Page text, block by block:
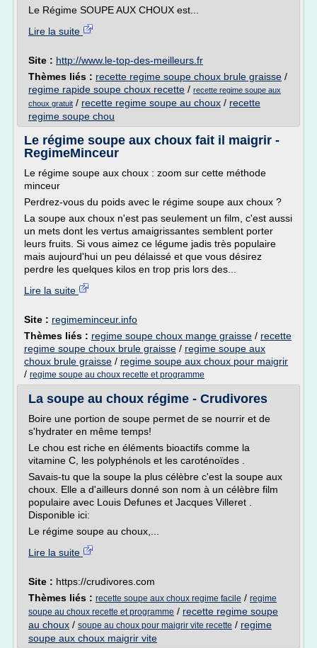
Le Régime SOUPE AUX CHOUX est...
Lire la suite
Site : http://www.le-top-des-meilleurs.fr
Thèmes liés : recette regime soupe choux brule graisse /
regime rapide soupe choux recette / recette regime soupe aux
choux gratuit / recette regime soupe au choux / recette
regime soupe chou
Le régime soupe aux choux fait il maigrir -
RegimeMinceur
Le régime soupe aux choux : zoom sur cette méthode
minceur
Perdrez-vous du poids avec le régime soupe aux choux ?
La soupe aux choux n'est pas seulement un film, c'est aussi
un mets dont les vertus amaigrissantes semblent porter
leurs fruits. Si vous aimez ce légume jadis très populaire
mais aujourd'hui un peu délaissé et que vous désirez
perdre les quelques kilos en trop pris lors des...
Lire la suite
Site : regimeminceur.info
Thèmes liés : regime soupe choux mange graisse / recette
regime soupe choux brule graisse / regime soupe aux
choux brule graisse / regime soupe aux choux pour maigrir
/ regime soupe au choux recette et programme
La soupe au choux régime - Crudivores
Boire une portion de soupe permet de se nourrir et de
s'hydrater en même temps!
Le chou est riche en éléments bioactifs comme la
vitamine C, les polyphénols et les caroténoïdes .
Savais-tu que la soupe la plus célèbre c'est la soupe aux
choux. Elle a d'ailleurs donné son nom à un célèbre film
populaire avec Louis Defunes et Jacques Villeret .
Disponible ici:
Le régime soupe au choux,...
Lire la suite
Site : https://crudivores.com
Thèmes liés : recette soupe aux choux regime facile / regime
soupe au choux recette et programme / recette regime soupe
au choux / soupe au choux pour maigrir vite recette / regime
soupe aux choux maigrir vite